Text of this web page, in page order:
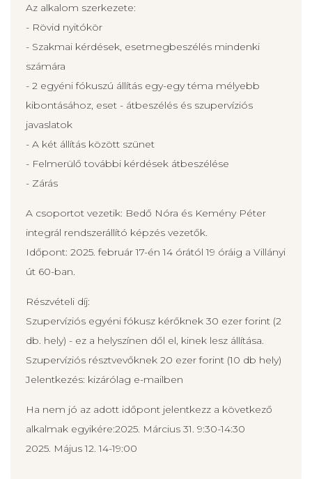
Az alkalom szerkezete:
- Rövid nyitókör
- Szakmai kérdések, esetmegbeszélés mindenki
számára
- 2 egyéni fókuszú állítás egy-egy téma mélyebb
kibontásához, eset - átbeszélés és szupervíziós
javaslatok
- A két állítás között szünet
- Felmerülő további kérdések átbeszélése
- Zárás
A csoportot vezetik: Bedő Nóra és Kemény Péter
integrál rendszerállító képzés vezetők.
Időpont: 2025. február 17-én 14 órától 19 óráig a Villányi
út 60-ban.
Részvételi díj:
Szupervíziós egyéni fókusz kérőknek 30 ezer forint (2
db. hely) - ez a helyszínen dől el, kinek lesz állítása.
Szupervíziós résztvevőknek 20 ezer forint (10 db hely)
Jelentkezés: kizárólag e-mailben
Ha nem jó az adott időpont jelentkezz a következő
alkalmak egyikére:2025. Március 31. 9:30-14:30
2025. Május 12. 14-19:00